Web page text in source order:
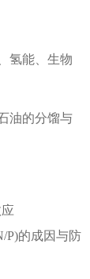
氢能、生物
油的分馏与
P)的成因与防